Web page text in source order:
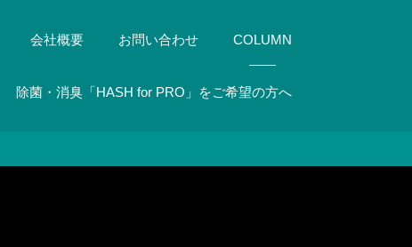
会社概要 お問い合わせ COLUMN
除菌・消臭「HASH for PRO」をご希望の方へ